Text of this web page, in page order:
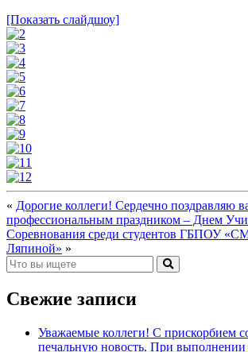
[Показать слайдшоу]
« Дорогие коллеги! Сердечно поздравляю
профессиональным праздником – Днем
Соревнования среди студентов ГБПОУ
Ляпиной» »
Свежие записи
Уважаемые коллеги! С прискорбием
печальную новость. При выполнении